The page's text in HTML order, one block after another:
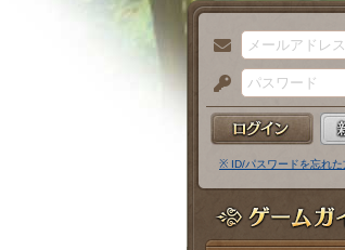
メ
ー
ル
ア
ド
レ
パ
ス
ー
ド
※ ID/パスワードを忘れた